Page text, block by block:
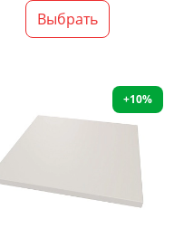
Выбрать
+10%